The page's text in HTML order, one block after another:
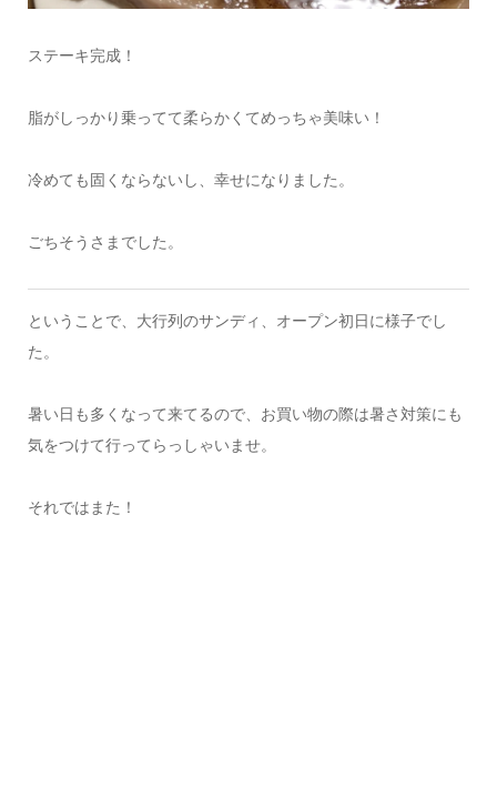
ステーキ完成！
脂がしっかり乗ってて柔らかくてめっちゃ美味い！
冷めても固くならないし、幸せになりました。
ごちそうさまでした。
ということで、大行列のサンディ、オープン初日に様子でし
た。
暑い日も多くなって来てるので、お買い物の際は暑さ対策にも
気をつけて行ってらっしゃいませ。
それではまた！